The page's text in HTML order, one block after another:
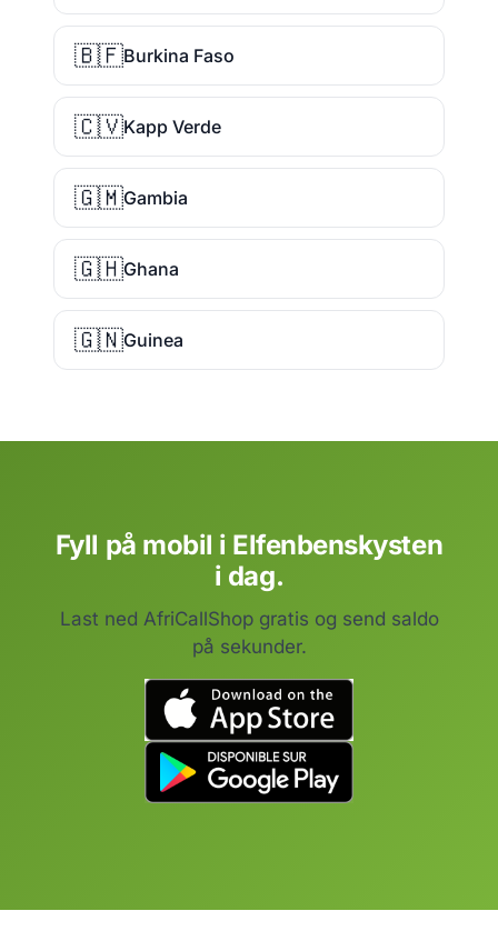
🇧🇫Burkina Faso
🇨🇻Kapp Verde
🇬🇲Gambia
🇬🇭Ghana
🇬🇳Guinea
Fyll på mobil i Elfenbenskysten
i dag.
Last ned AfriCallShop gratis og send saldo
på sekunder.